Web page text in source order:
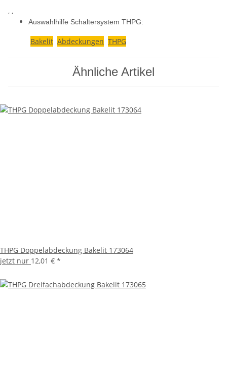
, ,
Auswahlhilfe Schaltersystem THPG:
Bakelit Abdeckungen THPG
Ähnliche Artikel
THPG Doppelabdeckung Bakelit 173064
jetzt nur 12,01 € *